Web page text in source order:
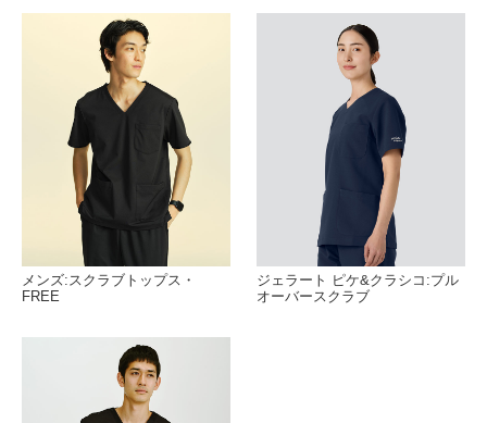
メンズ:スクラブトップス・
FREE
ジェラート ピケ&クラシコ:プル
オーバースクラブ